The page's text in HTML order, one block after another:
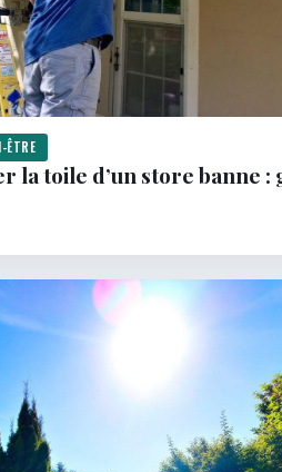
ÊTRE
la toile d’un store banne :